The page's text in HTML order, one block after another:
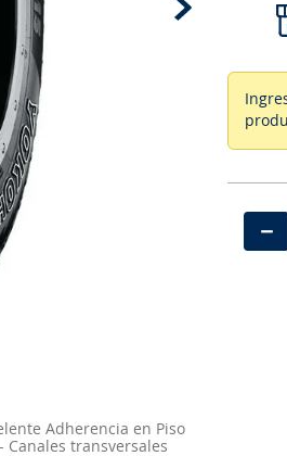
Adherencia en Piso
Canales transversales
－